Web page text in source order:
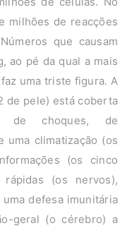
milhões de reacções
que causam
ao pé da qual a mais
uma triste figura. A
de pele) está coberta
de choques, de
uma climatização (os
(os cinco
rápidas (os nervos),
defesa imunitária
geral (o cérebro) a